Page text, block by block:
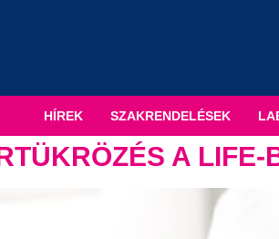
HÍREK SZAKRENDELÉSEK
A LIFE-